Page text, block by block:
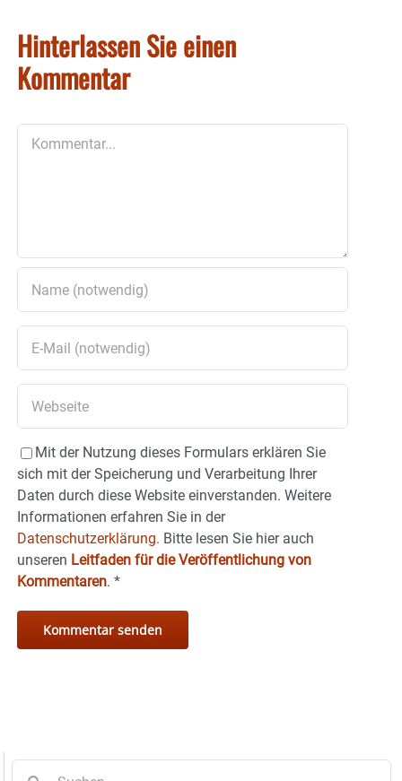
Hinterlassen Sie einen
Kommentar
Mit der Nutzung dieses Formulars erklären Sie
sich mit der Speicherung und Verarbeitung Ihrer
Daten durch diese Website einverstanden. Weitere
Informationen erfahren Sie in der
Datenschutzerklärung. Bitte lesen Sie hier auch
unseren Leitfaden für die Veröffentlichung von
Kommentaren. *